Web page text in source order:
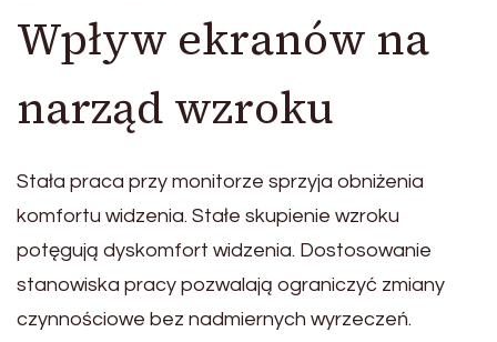
Wpływ ekranów na
narząd wzroku
Stała praca przy monitorze sprzyja obniżenia
komfortu widzenia. Stałe skupienie wzroku
potęgują dyskomfort widzenia. Dostosowanie
stanowiska pracy pozwalają ograniczyć zmiany
czynnościowe bez nadmiernych wyrzeczeń.